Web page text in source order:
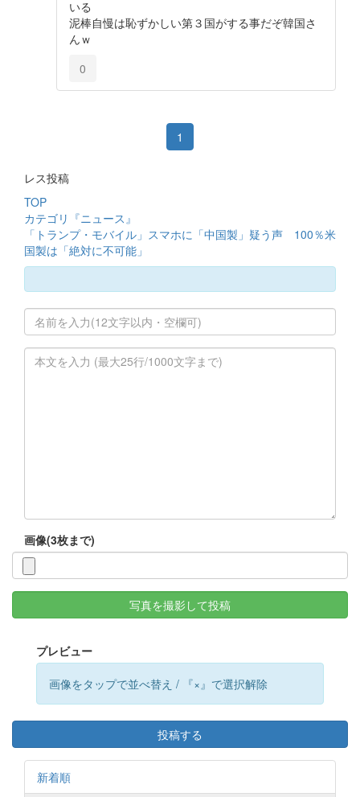
いる
泥棒自慢は恥ずかしい第３国がする事だぞ韓国さ
んｗ
0
1
レス投稿
TOP
カテゴリ『ニュース』
「トランプ・モバイル」スマホに「中国製」疑う声 100％米
国製は「絶対に不可能」
画像(3枚まで)
写真を撮影して投稿
プレビュー
画像をタップで並べ替え / 『×』で選択解除
投稿する
新着順